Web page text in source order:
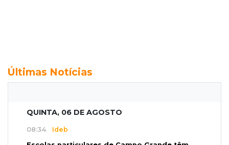
Últimas Notícias
QUINTA, 06 DE AGOSTO
08:34 Ideb